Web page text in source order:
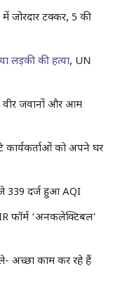
जोरदार टक्कर, 5 की
लड़की की हत्या, UN
वीर जवानों और आम
कार्यकर्ताओं को अपने घर
339 दर्ज हुआ AQI
फॉर्म ‘अनकलेक्टिबल’
अच्छा काम कर रहे हैं